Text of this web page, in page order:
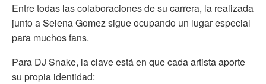
Entre todas las colaboraciones de su carrera, la realizada
junto a Selena Gomez sigue ocupando un lugar especial
para muchos fans.
Para DJ Snake, la clave está en que cada artista aporte
su propia identidad: